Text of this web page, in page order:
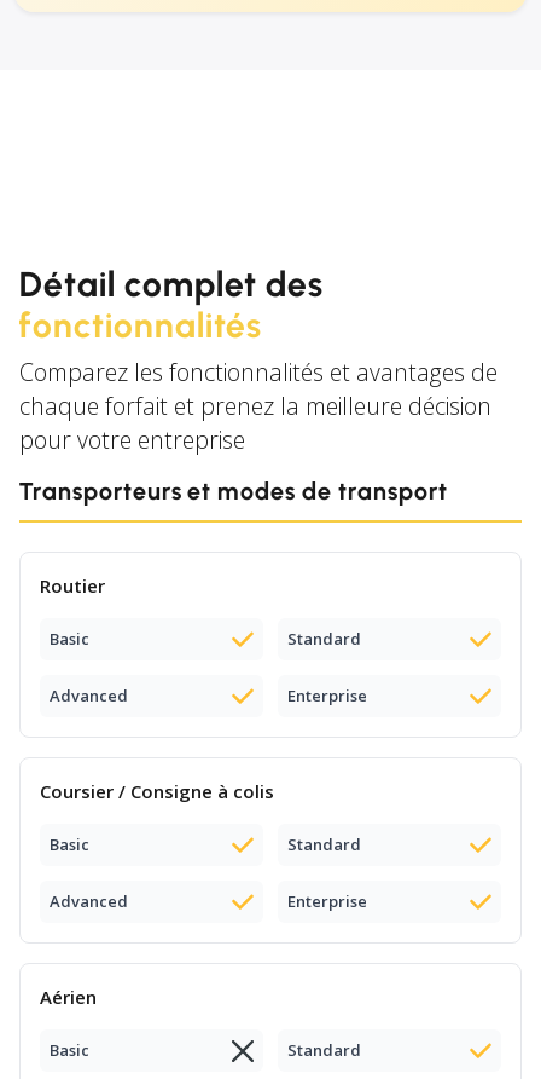
Détail complet des
fonctionnalités
Comparez les fonctionnalités et avantages de
chaque forfait et prenez la meilleure décision
pour votre entreprise
Transporteurs et modes de transport
Routier
Basic Standard
Advanced Enterprise
Coursier / Consigne à colis
Basic Standard
Advanced Enterprise
Aérien
Basic Standard